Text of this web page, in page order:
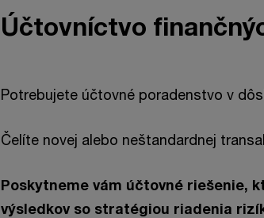
Účtovníctvo
Potrebujete účtovné poradenstvo v
Čelíte novej alebo neštandardnej
Poskytneme vám účtovné riešenie,
výsledkov so stratégiou riadenia